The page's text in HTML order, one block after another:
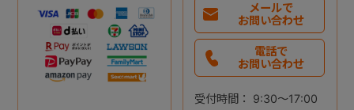
メールで
お問い合わせ
電話で
お問い合わせ
受付時間： 9:30～17:00